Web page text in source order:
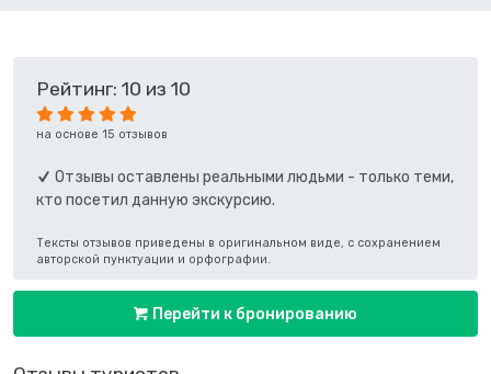
Рейтинг: 10 из 10
на основе 15 отзывов
Отзывы оставлены реальными людьми - только теми,
кто посетил данную экскурсию.
Тексты отзывов приведены в оригинальном виде, с сохранением
авторской пунктуации и орфографии.
Перейти к бронированию